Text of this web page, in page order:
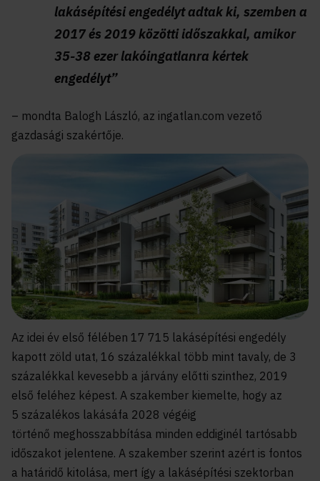
lakásépítési engedélyt adtak ki, szemben a
2017 és 2019 közötti időszakkal, amikor
35-38 ezer lakóingatlanra kértek
engedélyt”
– mondta Balogh László, az ingatlan.com vezető
gazdasági szakértője.
Az idei év első félében 17 715 lakásépítési engedély
kapott zöld utat, 16 százalékkal több mint tavaly, de 3
százalékkal kevesebb a járvány előtti szinthez, 2019
első feléhez képest. A szakember kiemelte, hogy az
5 százalékos lakásáfa 2028 végéig
történő meghosszabbítása minden eddiginél tartósabb
időszakot jelentene. A szakember szerint azért is fontos
a határidő kitolása, mert így a lakásépítési szektorban